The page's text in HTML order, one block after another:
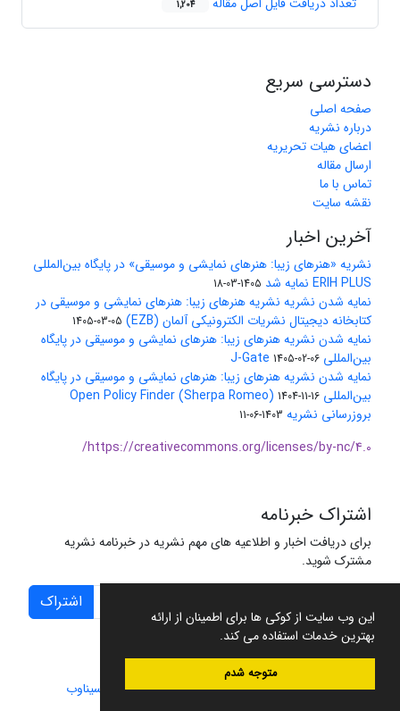
این وب سایت از کوکی ها برای اطمینان از ارائه
بهترین خدمات استفاده می کند.
متوجه شدم
1,204
دسترسی سریع
صفحه اصلی
درباره نشریه
اعضای هیات تحریریه
ارسال مقاله
تماس با ما
نقشه سایت
آخرین اخبار
نشریه «هنرهای زیبا: هنرهای نمایشی و موسیقی» در پایگاه بین‌المللی
ERIH PLUS نمایه شد
1405-03-18
نمایه شدن نشریه نشریه هنرهای زیبا: هنرهای نمایشی و موسیقی در
کتابخانه دیجیتال نشریات الکترونیکی آلمان (EZB)
1405-03-05
نمایه شدن نشریه هنرهای زیبا: هنرهای نمایشی و موسیقی در پایگاه
بین‌المللی J-Gate 1405-02-06
نمایه شدن نشریه هنرهای زیبا: هنرهای نمایشی و موسیقی در پایگاه
بین‌المللی Open Policy Finder (Sherpa Romeo) 1404-11-16
بروزرسانی نشریه 1403-06-11
https://creativecommons.org/licenses/by-nc/4.0/
اشتراک خبرنامه
برای دریافت اخبار و اطلاعیه های مهم نشریه در خبرنامه نشریه
مشترک شوید.
اشتراک
سامانه مدیریت نشریات علمی.طراحی و پیاده سازی از سیناوب